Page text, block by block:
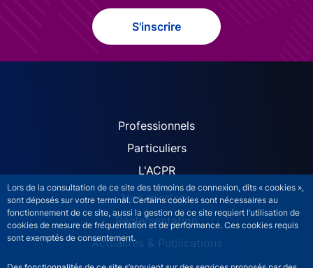
Lors de la consultation de ce site des témoins de connexion, dits « cookies »,
sont déposés sur votre terminal. Certains cookies sont nécessaires au
fonctionnement de ce site, aussi la gestion de ce site requiert l’utilisation de
cookies de mesure de fréquentation et de performance. Ces cookies requis
sont exemptés de consentement.
S'inscrire
ACPR site navigation
Professionnels
Particuliers
L'ACPR
Nos missions
Réglementation
Actualités & Publications